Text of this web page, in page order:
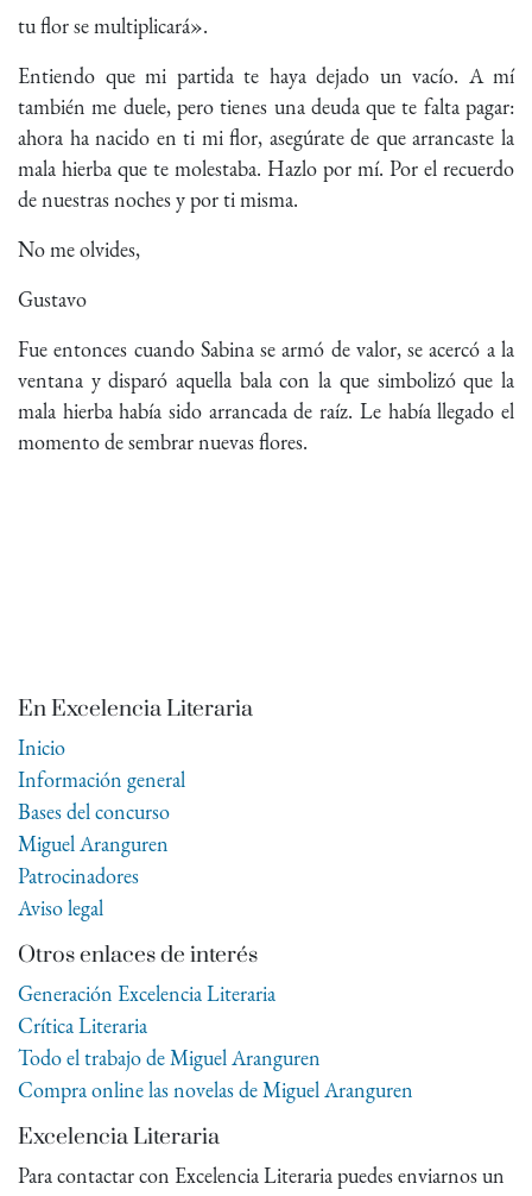
tu flor se multiplicará».
Entiendo que mi partida te haya dejado un vacío. A mí
también me duele, pero tienes una deuda que te falta pagar:
ahora ha nacido en ti mi flor, asegúrate de que arrancaste la
mala hierba que te molestaba. Hazlo por mí. Por el recuerdo
de nuestras noches y por ti misma.
No me olvides,
Gustavo
Fue entonces cuando Sabina se armó de valor, se acercó a la
ventana y disparó aquella bala con la que simbolizó que la
mala hierba había sido arrancada de raíz. Le había llegado el
momento de sembrar nuevas flores.
En Excelencia Literaria
Inicio
Información general
Bases del concurso
Miguel Aranguren
Patrocinadores
Aviso legal
Otros enlaces de interés
Generación Excelencia Literaria
Crítica Literaria
Todo el trabajo de Miguel Aranguren
Compra online las novelas de Miguel Aranguren
Excelencia Literaria
Para contactar con Excelencia Literaria puedes enviarnos un